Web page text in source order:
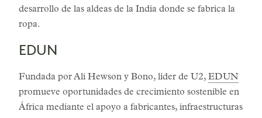
desarrollo de las aldeas de la India donde se fabrica la
ropa.
EDUN
Fundada por Ali Hewson y Bono, líder de U2, EDUN
promueve oportunidades de crecimiento sostenible en
África mediante el apoyo a fabricantes, infraestructuras